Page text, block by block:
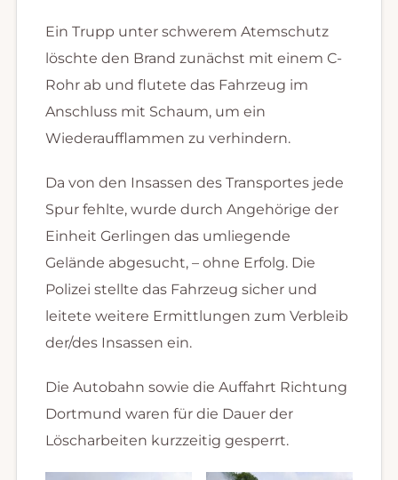
Ein Trupp unter schwerem Atemschutz
löschte den Brand zunächst mit einem C-
Rohr ab und flutete das Fahrzeug im
Anschluss mit Schaum, um ein
Wiederaufflammen zu verhindern.
Da von den Insassen des Transportes jede
Spur fehlte, wurde durch Angehörige der
Einheit Gerlingen das umliegende
Gelände abgesucht, – ohne Erfolg. Die
Polizei stellte das Fahrzeug sicher und
leitete weitere Ermittlungen zum Verbleib
der/des Insassen ein.
Die Autobahn sowie die Auffahrt Richtung
Dortmund waren für die Dauer der
Löscharbeiten kurzzeitig gesperrt.